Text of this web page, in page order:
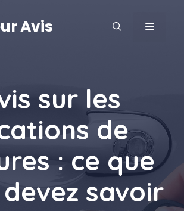
Avis MENU
sur les
de
: ce que
savoir